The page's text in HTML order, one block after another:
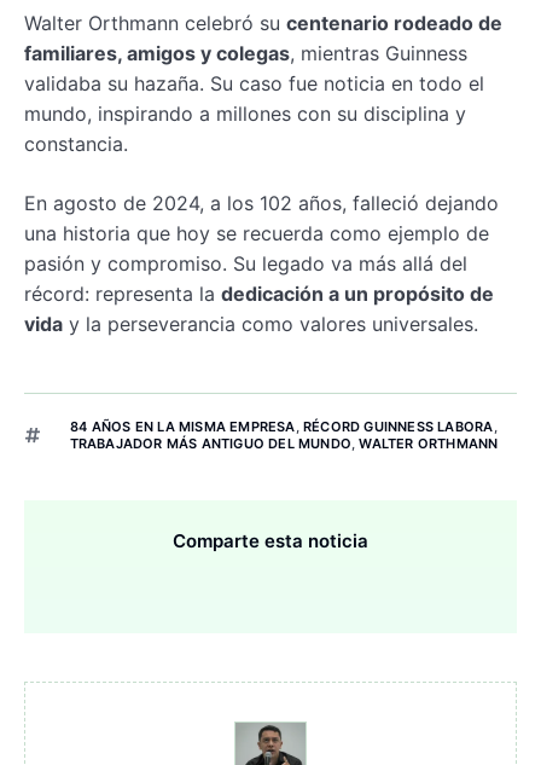
Walter Orthmann celebró su centenario rodeado de
familiares, amigos y colegas, mientras Guinness
validaba su hazaña. Su caso fue noticia en todo el
mundo, inspirando a millones con su disciplina y
constancia.
En agosto de 2024, a los 102 años, falleció dejando
una historia que hoy se recuerda como ejemplo de
pasión y compromiso. Su legado va más allá del
récord: representa la dedicación a un propósito de
vida y la perseverancia como valores universales.
84 AÑOS EN LA MISMA EMPRESA,RÉCORD GUINNESS LABORA,
TRABAJADOR MÁS ANTIGUO DEL MUNDO,WALTER ORTHMANN
Comparte esta noticia